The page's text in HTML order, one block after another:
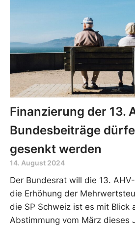
Finanzierung der 13.
Bundesbeiträge
gesenkt werden
14. August 2024
Der Bundesrat will die 13.
die Erhöhung der
die SP Schweiz ist es mit Blick
Abstimmung vom März dieses